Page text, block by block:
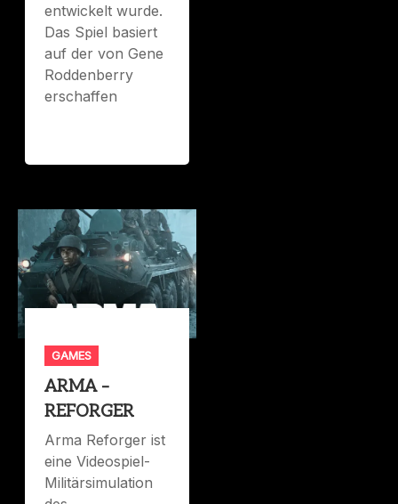
entwickelt wurde.
Das Spiel basiert
auf der von Gene
Roddenberry
erschaffen
GAMES
ARMA –
REFORGER
Arma Reforger ist
eine Videospiel-
Militärsimulation